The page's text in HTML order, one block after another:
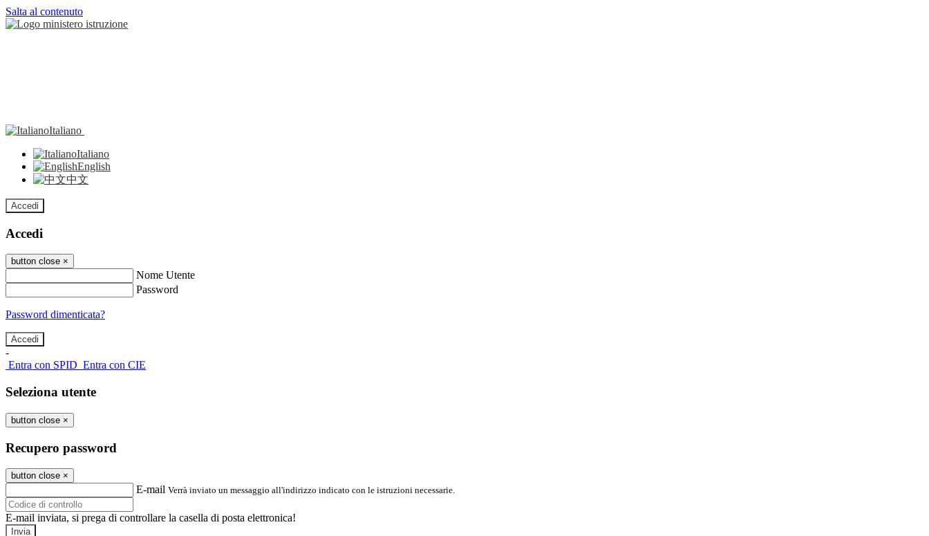
Salta al contenuto
Italiano
Italiano
English
中文
Accedi
Accedi
button close ×
Nome Utente
Password
Password dimenticata?
-
Entra con SPID Entra con CIE
Seleziona utente
button close ×
Recupero password
button close ×
E-mail Verrà inviato un messaggio all'indirizzo indicato con le istruzioni necessarie.
E-mail inviata, si prega di controllare la casella di posta elettronica!